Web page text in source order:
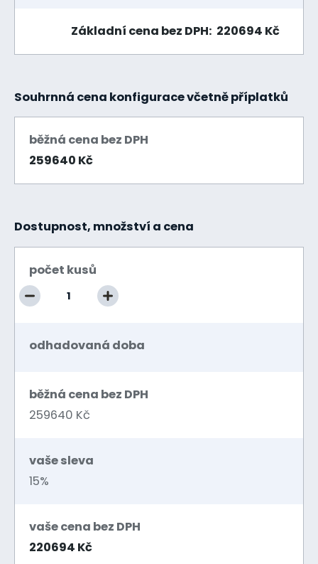
Základní cena bez DPH: 220694 Kč
Souhrnná cena konfigurace včetně příplatků
běžná cena bez DPH
259640 Kč
Dostupnost, množství a cena
počet kusů
odhadovaná doba
běžná cena bez DPH
259640 Kč
vaše sleva
15%
vaše cena bez DPH
220694 Kč